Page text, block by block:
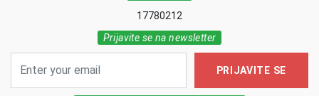
17780212
Prijavite se na newsletter
PRIJAVITE SE